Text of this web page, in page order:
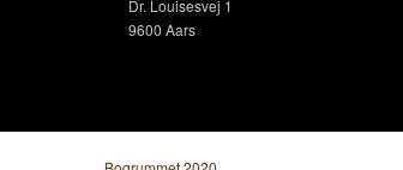
Dr. Louisesvej 1
9600 Aars